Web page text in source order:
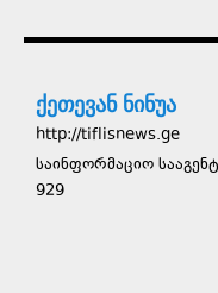
ქეთევან ნინუა
http://tiflisnews.ge
საინფორმაციო
929